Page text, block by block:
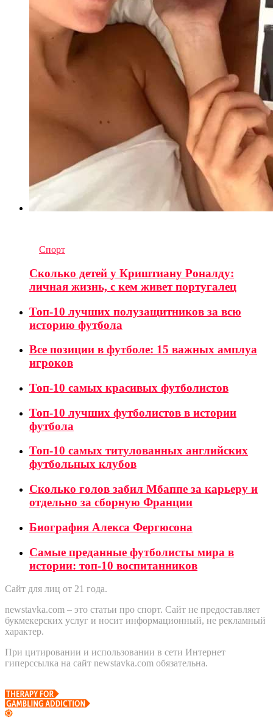
Спорт
Сколько детей у Криштиану Роналду:
личная жизнь, с кем живет португалец
Топ-10 лучших полузащитников за всю
историю футбола
Все позиции в футболе: 15 важных амплуа
игроков
Топ-10 самых красивых футболистов
Топ-10 лучших футболистов в истории
футбола
Топ-10 самых титулованных английских
футбольных клубов
Сколько голов забил Мбаппе за карьеру и
отдельно за сборную Франции
Биография Алекса Фергюсона
Самые преданные футболисты мира в
истории: топ-10 воспитанников
Сайт для лиц от 21 года.
newstavka.com – это статьи про спорт. Сайт не предоставляет
букмекерских услуг и носит информационный, не рекламный
характер.
При цитировании и использовании в сети Интернет
гиперссылка на сайт newstavka.com обязательна.